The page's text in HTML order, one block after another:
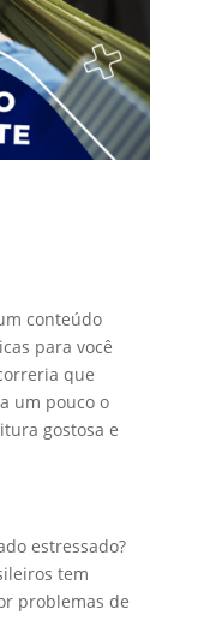
conteúdo
para você
que
um pouco o
gostosa e
estressado?
tem
problemas de